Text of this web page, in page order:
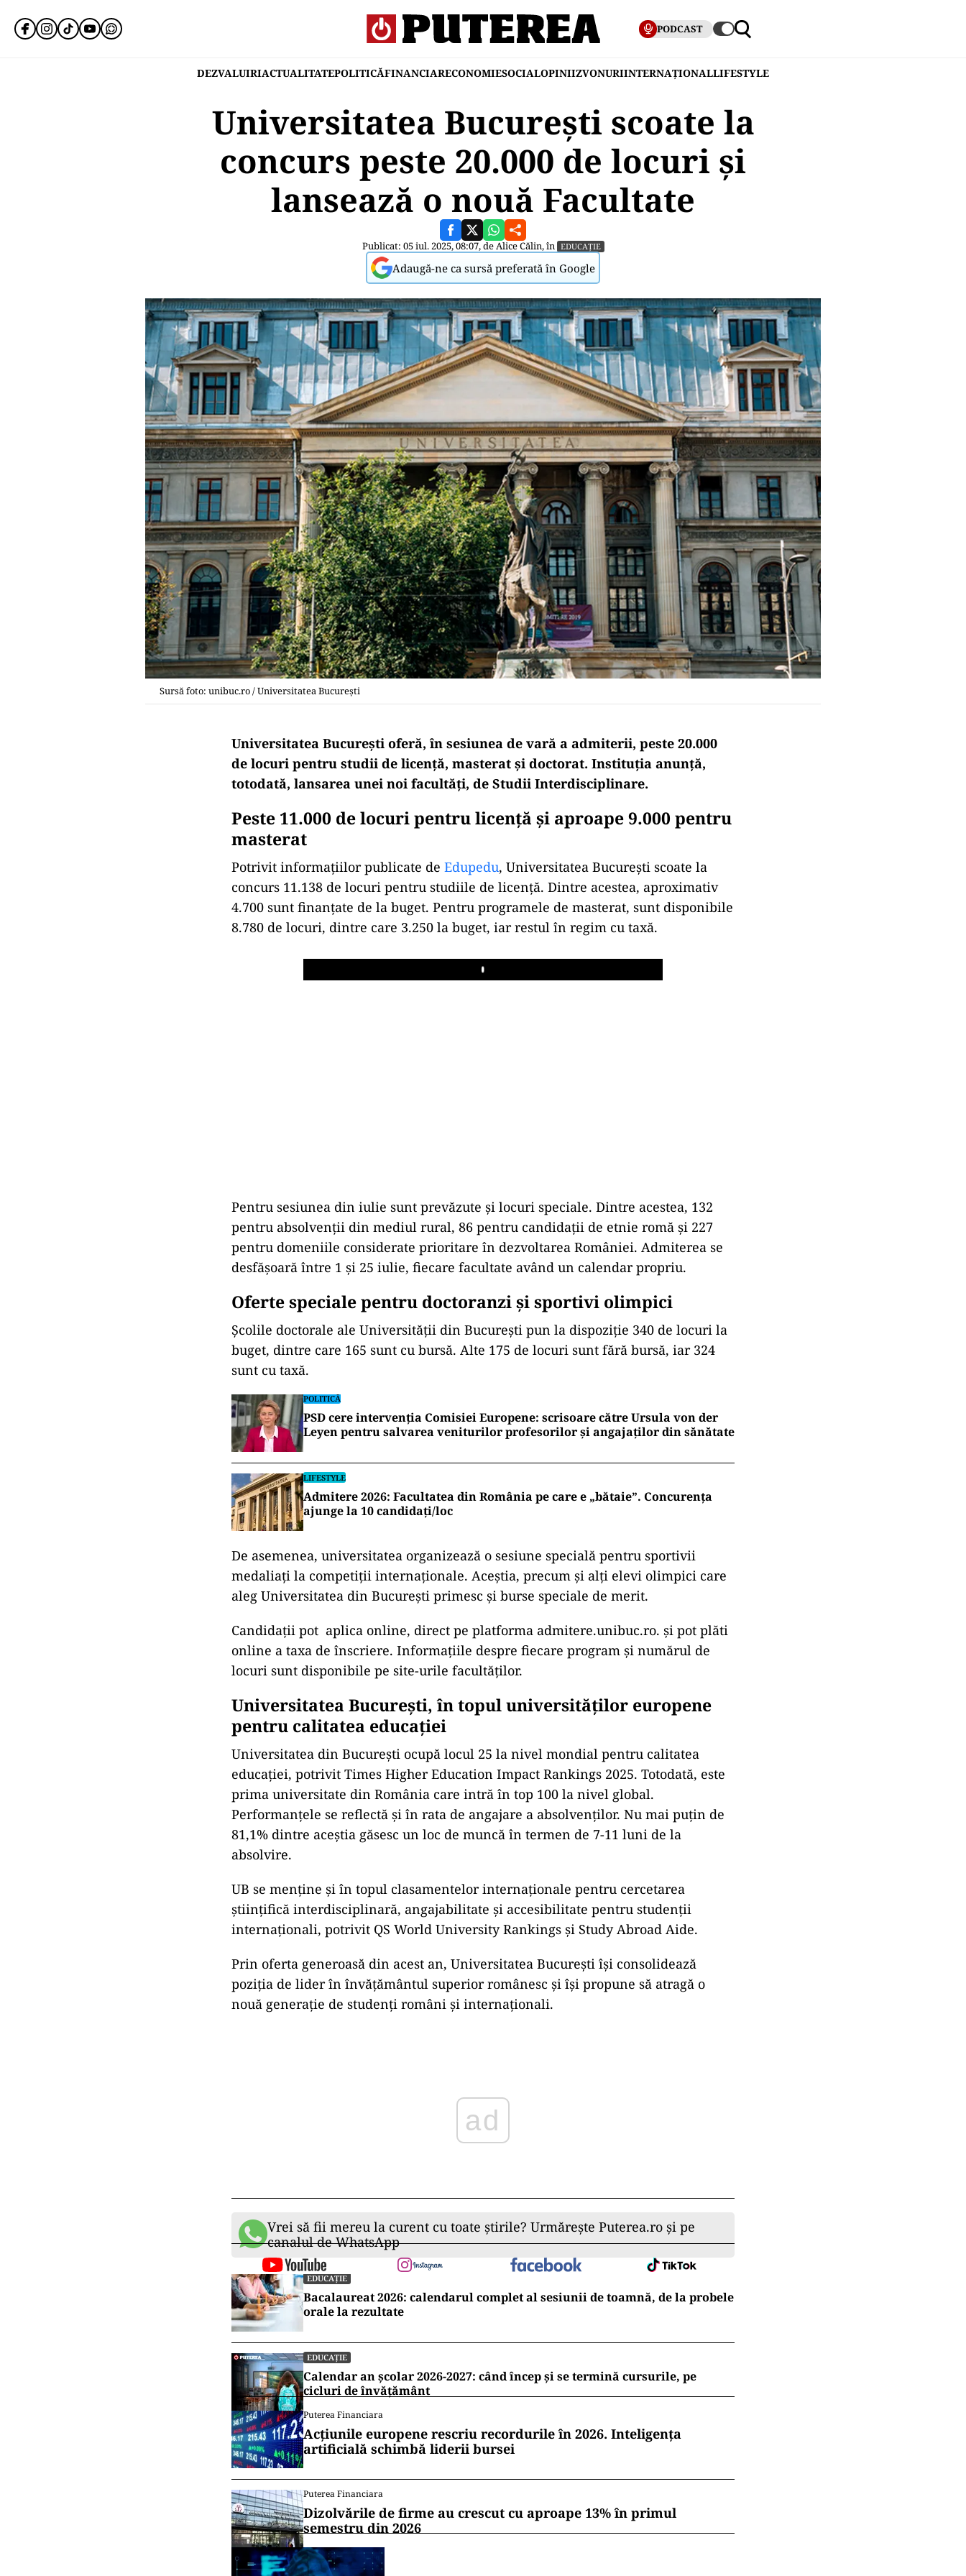
PODCAST
DEZVALUIRIACTUALITATEPOLITICĂFINANCIARECONOMIESOCIALOPINIIZVONURIINTERNAȚIONALLIFESTYLE
Universitatea București scoate la
concurs peste 20.000 de locuri și
lansează o nouă Facultate
Publicat: 05 iul. 2025, 08:07, deAlice Călin, în EDUCAȚIE
Adaugă-ne ca sursă preferată în Google
Sursă foto: unibuc.ro / Universitatea București
Universitatea București oferă, în sesiunea de vară a admiterii, peste 20.000
de locuri pentru studii de licență, masterat și doctorat. Instituția anunță,
totodată, lansarea unei noi facultăți, de Studii Interdisciplinare.
Peste 11.000 de locuri pentru licență și aproape 9.000 pentru
masterat
Potrivit informațiilor publicate de Edupedu, Universitatea București scoate la
concurs 11.138 de locuri pentru studiile de licență. Dintre acestea, aproximativ
4.700 sunt finanțate de la buget. Pentru programele de masterat, sunt disponibile
8.780 de locuri, dintre care 3.250 la buget, iar restul în regim cu taxă.
Play
Pentru sesiunea din iulie sunt prevăzute și locuri speciale. Dintre acestea, 132
pentru absolvenții din mediul rural, 86 pentru candidații de etnie romă și 227
pentru domeniile considerate prioritare în dezvoltarea României. Admiterea se
desfășoară între 1 și 25 iulie, fiecare facultate având un calendar propriu.
Oferte speciale pentru doctoranzi și sportivi olimpici
Școlile doctorale ale Universității din București pun la dispoziție 340 de locuri la
buget, dintre care 165 sunt cu bursă. Alte 175 de locuri sunt fără bursă, iar 324
sunt cu taxă.
POLITICĂ
PSD cere intervenția Comisiei Europene: scrisoare către Ursula von der
Leyen pentru salvarea veniturilor profesorilor și angajaților din sănătate
LIFESTYLE
Admitere 2026: Facultatea din România pe care e „bătaie”. Concurența
ajunge la 10 candidați/loc
De asemenea, universitatea organizează o sesiune specială pentru sportivii
medaliați la competiții internaționale. Aceștia, precum și alți elevi olimpici care
aleg Universitatea din București primesc și burse speciale de merit.
Candidații pot aplica online, direct pe platforma admitere.unibuc.ro. și pot plăti
online a taxa de înscriere. Informațiile despre fiecare program și numărul de
locuri sunt disponibile pe site-urile facultăților.
Universitatea București, în topul universităților europene
pentru calitatea educației
Universitatea din București ocupă locul 25 la nivel mondial pentru calitatea
educației, potrivit Times Higher Education Impact Rankings 2025. Totodată, este
prima universitate din România care intră în top 100 la nivel global.
Performanțele se reflectă și în rata de angajare a absolvenților. Nu mai puțin de
81,1% dintre aceștia găsesc un loc de muncă în termen de 7-11 luni de la
absolvire.
UB se menține și în topul clasamentelor internaționale pentru cercetarea
științifică interdisciplinară, angajabilitate și accesibilitate pentru studenții
internaționali, potrivit QS World University Rankings și Study Abroad Aide.
Prin oferta generoasă din acest an, Universitatea București își consolidează
poziția de lider în învățământul superior românesc și își propune să atragă o
nouă generație de studenți români și internaționali.
ad
Vrei să fii mereu la curent cu toate știrile? Urmărește Puterea.ro și pe
canalul de WhatsApp
EDUCAȚIE
Bacalaureat 2026: calendarul complet al sesiunii de toamnă, de la probele
orale la rezultate
EDUCAȚIE
Calendar an școlar 2026-2027: când încep și se termină cursurile, pe
cicluri de învățământ
Puterea Financiara
Acțiunile europene rescriu recordurile în 2026. Inteligența
artificială schimbă liderii bursei
Puterea Financiara
Dizolvările de firme au crescut cu aproape 13% în primul
semestru din 2026